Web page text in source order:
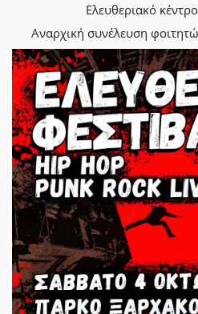
Ελευθεριακό
Αναρχική συνέλευση